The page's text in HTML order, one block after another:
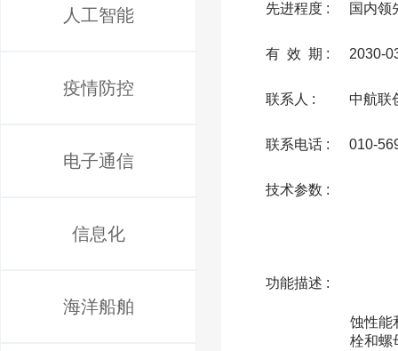
人工智能
疫情防控
电子通信
信息化
海洋船舶
先进程度 : 国内领
有 效 期 : 2030-
联系人 : 中航联
联系电话 : 010-
技术参数 :
功能描述 :
蚀性能
栓和螺